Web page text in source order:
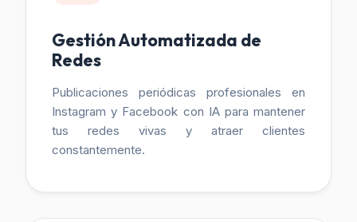
Gestión Automatizada de
Redes
Publicaciones periódicas profesionales en
Instagram y Facebook con IA para mantener
tus redes vivas y atraer clientes
constantemente.